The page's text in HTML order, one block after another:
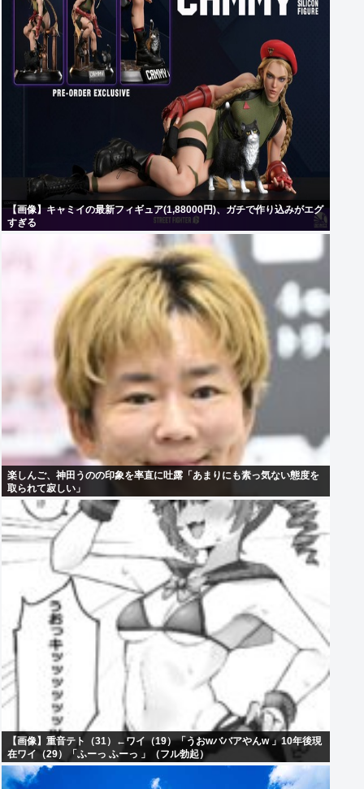
【画像】キャミイの最新フィギュア(1,88000円)、ガチで作り込みがエグ
すぎる
楽しんご、神田うのの印象を率直に吐露「あまりにも素っ気ない態度を
取られて寂しい」
【画像】重音テト（31）←ワイ（19）「うおwババアやんw 」10年後現
在ワイ（29）「ふーっ ふーっ 」（フル勃起）